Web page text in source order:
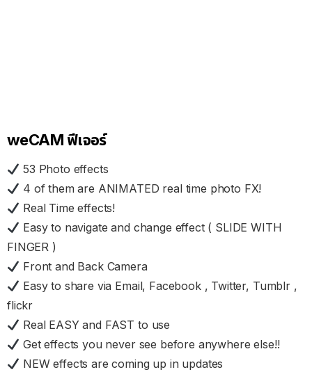
weCAM ฟีเจอร์
53 Photo effects
4 of them are ANIMATED real time photo FX!
Real Time effects!
Easy to navigate and change effect ( SLIDE WITH
FINGER )
Front and Back Camera
Easy to share via Email, Facebook , Twitter, Tumblr ,
flickr
Real EASY and FAST to use
Get effects you never see before anywhere else!!
NEW effects are coming up in updates